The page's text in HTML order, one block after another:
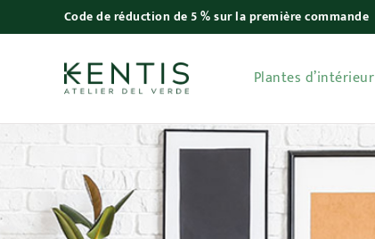
to
Code de réduction de 5 % sur la première commande
Plantes d’intérieur